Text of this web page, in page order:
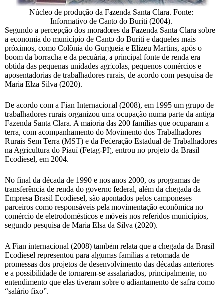
Núcleo de produção da Fazenda Santa Clara. Fonte:
Informativo de Canto do Buriti (2004).
Segundo a percepção dos moradores da Fazenda Santa Clara sobre
a economia do município de Canto do Buriti e daqueles mais
próximos, como Colônia do Gurgueia e Elizeu Martins, após o
boom da borracha e da pecuária, a principal fonte de renda era
obtida das pequenas unidades agrícolas, pequenos comércios e
aposentadorias de trabalhadores rurais, de acordo com pesquisa de
Maria Elza Silva (2020).
De acordo com a Fian Internacional (2008), em 1995 um grupo de
trabalhadores rurais organizou uma ocupação numa parte da antiga
Fazenda Santa Clara. A maioria das 200 famílias que ocuparam a
terra, com acompanhamento do Movimento dos Trabalhadores
Rurais Sem Terra (MST) e da Federação Estadual de Trabalhadores
na Agricultura do Piauí (Fetag-PI), entrou no projeto da Brasil
Ecodiesel, em 2004.
No final da década de 1990 e nos anos 2000, os programas de
transferência de renda do governo federal, além da chegada da
Empresa Brasil Ecodiesel, são apontados pelos camponeses
parceiros como responsáveis pela movimentação econômica no
comércio de eletrodomésticos e móveis nos referidos municípios,
segundo pesquisa de Maria Elsa da Silva (2020).
A Fian internacional (2008) também relata que a chegada da Brasil
Ecodiesel representou para algumas famílias a retomada de
promessas dos projetos de desenvolvimento das décadas anteriores
e a possibilidade de tornarem-se assalariados, principalmente, no
entendimento que elas tiveram sobre o adiantamento de safra como
“salário fixo”.